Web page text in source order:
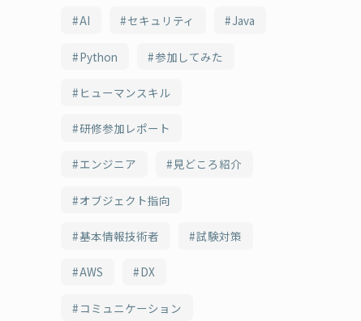
AI セキュリティ Java
Python 参加してみた
ヒューマンスキル
研修参加レポート
エンジニア 見どころ紹介
オブジェクト指向
基本情報技術者 試験対策
AWS DX
コミュニケーション